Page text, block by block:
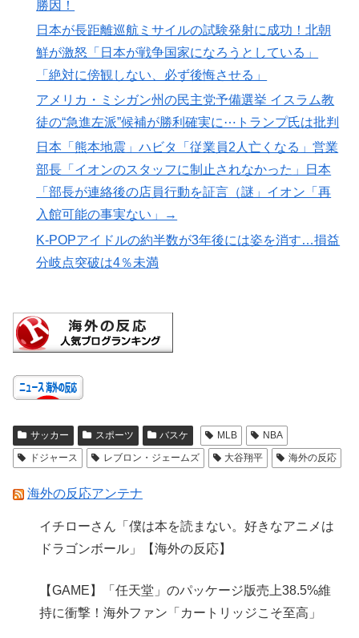
勝因！
日本が長距離巡航ミサイルの試験発射に成功！北朝
鮮が激怒「日本が戦争国家になろうとしている」
「絶対に傍観しない、必ず後悔させる」
アメリカ・ミシガン州の民主党予備選挙 イスラム教
徒の“急進左派”候補が勝利確実に⋯トランプ氏は批判
日本「熊本地震」ハビタ「従業員2人亡くなる」営業
部長「イオンのスタッフに制止されなかった」日本
「部長が連絡後の店員行動を証言（謎」イオン「再
入館可能の事実ない」→
K-POPアイドルの約半数が3年後には姿を消す…損益
分岐点突破は4％未満
サッカー スポーツ バスケ MLB
NBA
ドジャース
レブロン・ジェームズ 大谷翔平 海外の反応
海外の反応アンテナ
イチローさん「僕は本を読まない。好きなアニメは
ドラゴンボール」【海外の反応】
【GAME】「任天堂」のパッケージ版売上38.5%維
持に衝撃！海外ファン「カートリッジこそ至高」